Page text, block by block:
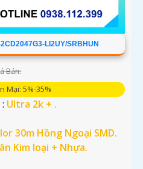
LI2UY/SRBHUN
Bán:
Mại: 5%-35%
Ultra 2k + .
30m Hồng Ngoại SMD.
Kim loại + Nhựa.